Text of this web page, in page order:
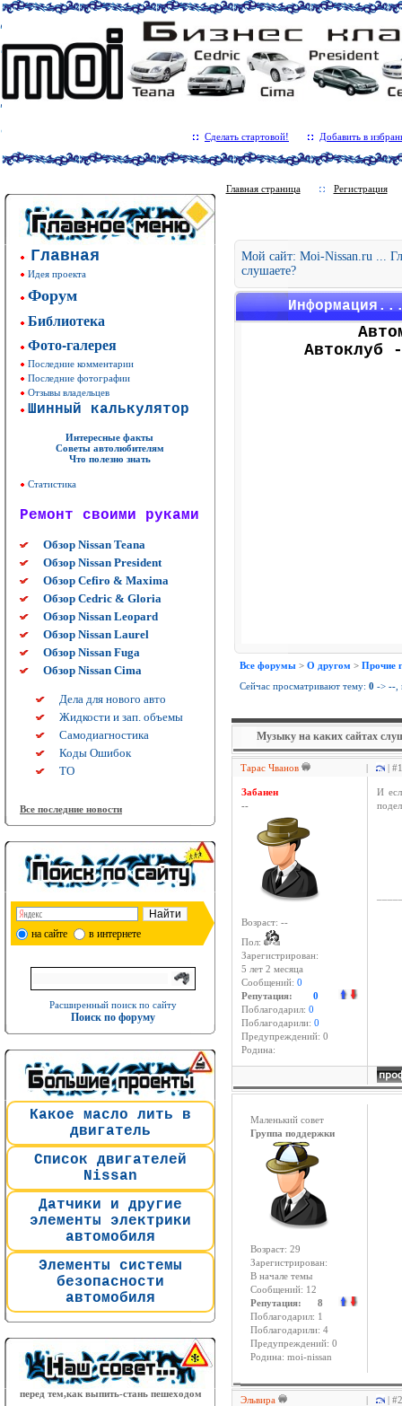
Сделать стартовой! Добавить в
Главная
Идея проекта
Форум
Библиотека
Фото-галерея
Последние комментарии
Последние фотографии
Отзывы владельцев
Шинный калькулятор
Интересные факты
Советы автолюбителям
Что полезно знать
Статистика
Ремонт своими руками
Обзор Nissan Teana
Обзор Nissan President
Обзор Cefiro & Maxima
Обзор Cedric & Gloria
Обзор Nissan Leopard
Обзор Nissan Laurel
Обзор Nissan Fuga
Обзор Nissan Cima
Дела для нового авто
Жидкости и зап. объемы
Самодиагностика
Коды Ошибок
ТО
Все последние новости
на сайте в интернете
Расширенный поиск по сайту
Поиск по форуму
Какое масло лить в
двигатель
Список двигателей
Nissan
Датчики и другие
элементы электрики
автомобиля
Элементы системы
безопасности
автомобиля
перед тем,как выпить-стань пешеходом
Главная страница Регистрация
Мой сайт: Moi-Nissan.ru ...
слушаете?
Автоклуб
Все форумы > О другом > Прочие
Сейчас просматривают тему: 0 -> --
Музыку на каких сайтах
Тарас Чванов | |
Забанен
--
Возраст: --
Пол:
Зарегистрирован:
5 лет 2 месяцa
Сообщений: 0
Репутация: 0
Поблагодарил: 0
Поблагодарили: 0
Предупреждений: 0
Родина:
И
Маленький совет
Группа поддержки
Возраст: 29
Зарегистрирован:
В начале темы
Сообщений: 12
Репутация: 8
Поблагодарил: 1
Поблагодарили: 4
Предупреждений: 0
Родина: moi-nissan
Эльвира | |